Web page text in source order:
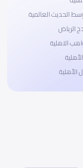
الحديث العالمية
الرياض
الاهلية
الأهلية